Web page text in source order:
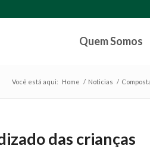
Quem Somos
Você está aqui: Home / Noticias /
das crianças